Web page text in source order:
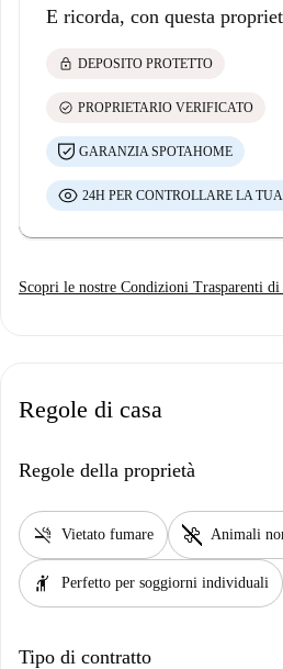
E ricorda, con questa
lock DEPOSITO PROTETTO
check_circle PROPRIETARIO VERIFICATO
GARANZIA SPOTAHOME
24H PER CONTROLLARE LA
Scopri le nostre Condizioni Trasparenti di
Regole di casa
Regole della proprietà
smoke_free Vietato fumare pet_supplies Animali
hail Perfetto per soggiorni individuali
Tipo di contratto